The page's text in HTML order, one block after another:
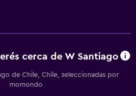
cerca de W Santiago
de Chile, Chile, seleccionadas por
momondo